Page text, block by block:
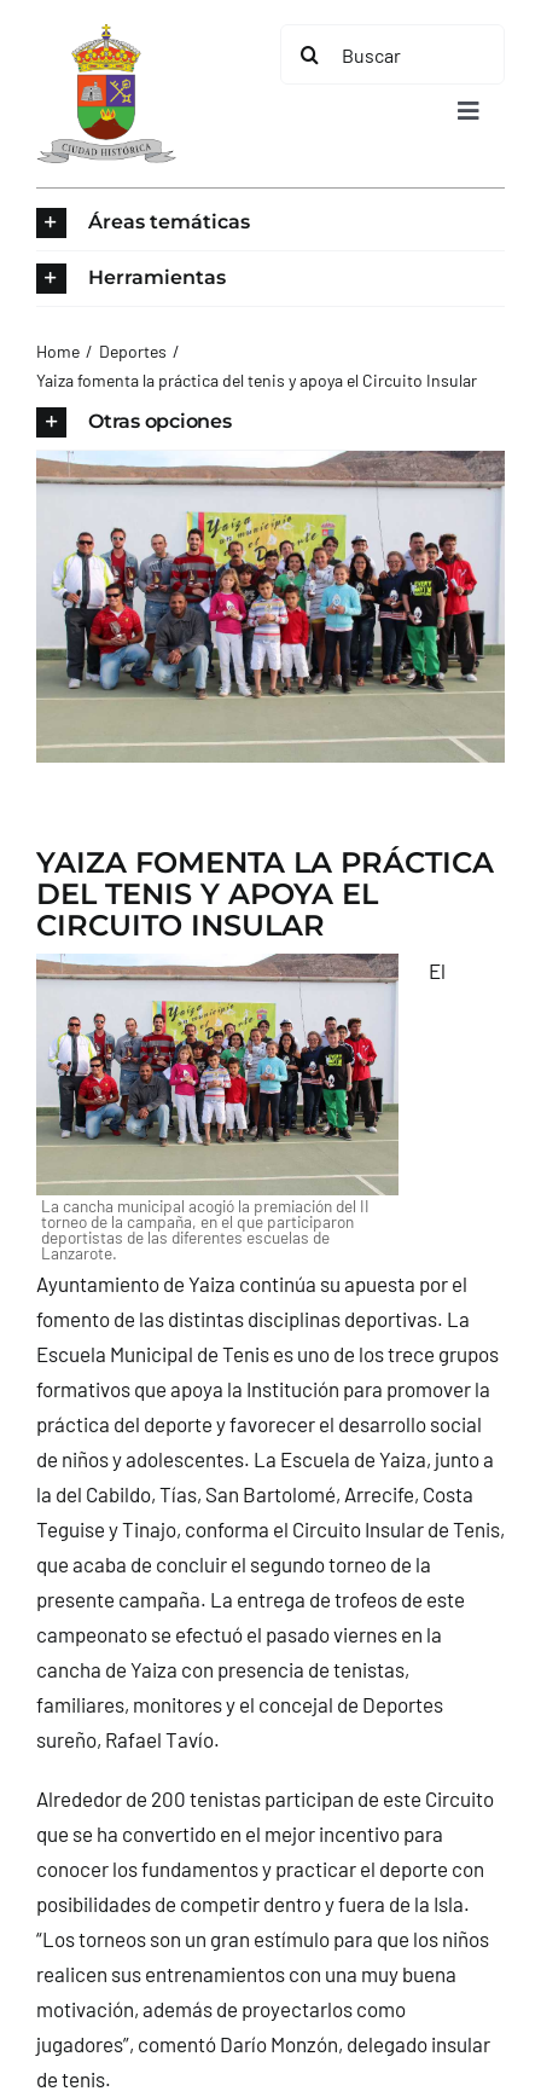
contenido
Buscar:
Toggle
AYUNTAMIENTO
CONTACTO
Áreas temáticas
Herramientas
Home
Deportes
Yaiza fomenta la práctica del tenis y apoya el Circuito Insular
Otras opciones
YAIZA FOMENTA LA PRÁCTICA
DEL TENIS Y APOYA EL
CIRCUITO INSULAR
La cancha municipal acogió la premiación del II
torneo de la campaña, en el que participaron
deportistas de las diferentes escuelas de
Lanzarote.
El
Ayuntamiento de Yaiza continúa su apuesta por el
fomento de las distintas disciplinas deportivas. La
Escuela Municipal de Tenis es uno de los trece grupos
formativos que apoya la Institución para promover la
práctica del deporte y favorecer el desarrollo social
de niños y adolescentes. La Escuela de Yaiza, junto a
la del Cabildo, Tías, San Bartolomé, Arrecife, Costa
Teguise y Tinajo, conforma el Circuito Insular de Tenis,
que acaba de concluir el segundo torneo de la
presente campaña. La entrega de trofeos de este
campeonato se efectuó el pasado viernes en la
cancha de Yaiza con presencia de tenistas,
familiares, monitores y el concejal de Deportes
sureño, Rafael Tavío.
Alrededor de 200 tenistas participan de este Circuito
que se ha convertido en el mejor incentivo para
conocer los fundamentos y practicar el deporte con
posibilidades de competir dentro y fuera de la Isla.
“Los torneos son un gran estímulo para que los niños
realicen sus entrenamientos con una muy buena
motivación, además de proyectarlos como
jugadores”, comentó Darío Monzón, delegado insular
de tenis.